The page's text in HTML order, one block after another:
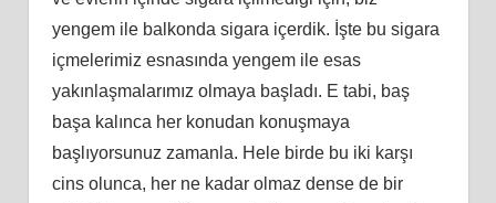
yengem ile balkonda sigara içerdik. İşte bu sigara
içmelerimiz esnasında yengem ile esas
yakınlaşmalarımız olmaya başladı. E tabi, baş
başa kalınca her konudan konuşmaya
başlıyorsunuz zamanla. Hele birde bu iki karşı
cins olunca, her ne kadar olmaz dense de bir